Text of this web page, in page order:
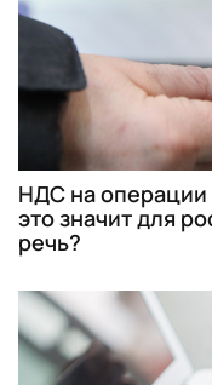
НДС на операции
это значит для
речь?